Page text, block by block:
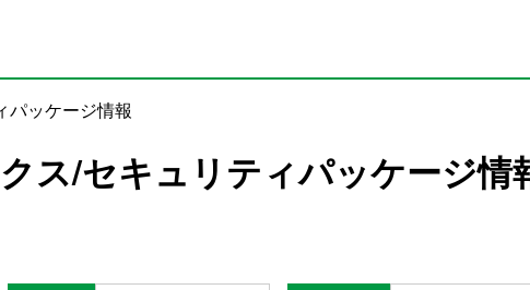
パッケージ情報
ス/セキュリティパッケージ情